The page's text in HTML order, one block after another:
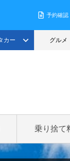
乗り捨て